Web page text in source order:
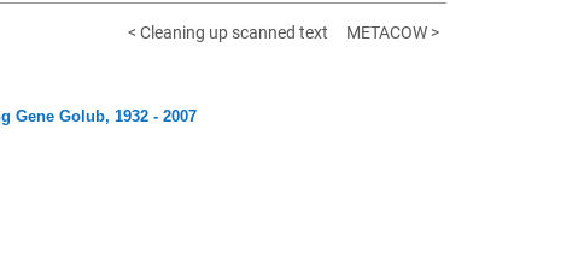
< Cleaning up scanned text
METACOW >
Gene Golub, 1932 - 2007